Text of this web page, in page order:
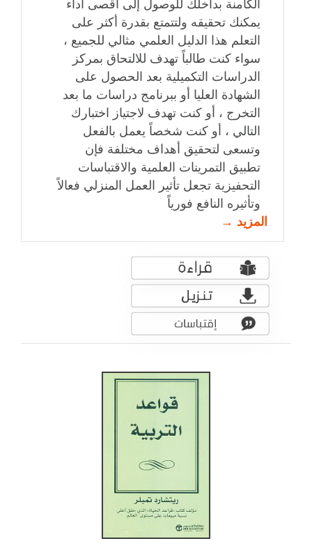
الكامنة بداخلك للوصول إلى أقصى أداء
يمكنك تحقيقه ولتتمتع بقدرة أكثر على
التعلم هذا الدليل العلمي مثالي للجميع ،
سواء كنت طالباً تهدف للالتحاق بمركز
الدراسات التكميلية بعد الحصول على
الشهادة العليا أو ببرنامج دراسات ما بعد
التخرج ، أو كنت تهدف لاجتياز اختبارك
التالي ، أو كنت شخصاً يعمل بالفعل
وتسعى لتحقيق أهداف مختلفة فإن
تطبيق التمرينات العلمية والاقتباسات
التحفيزية تجعل تأثير العمل المنزلي فعالاً
وتأثيره النافع فورياً
المزيد →